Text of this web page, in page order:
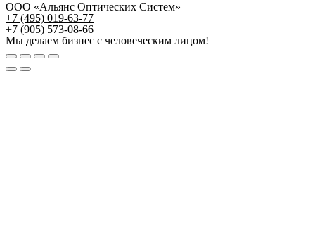
ООО «Альянс Оптических Систем»
+7 (495) 019-63-77
+7 (905) 573-08-66
Мы делаем бизнес с человеческим лицом!